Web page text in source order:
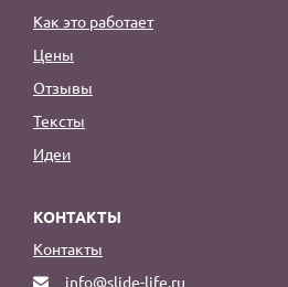
Как это работает
Цены
Отзывы
Тексты
Идеи
КОНТАКТЫ
Контакты
info@slide-life.ru